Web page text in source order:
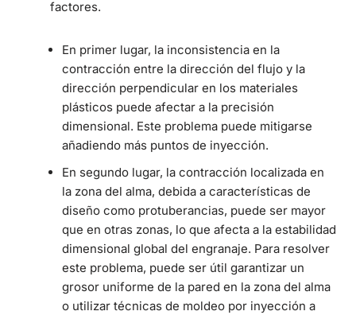
factores.
En primer lugar, la inconsistencia en la
contracción entre la dirección del flujo y la
dirección perpendicular en los materiales
plásticos puede afectar a la precisión
dimensional. Este problema puede mitigarse
añadiendo más puntos de inyección.
En segundo lugar, la contracción localizada en
la zona del alma, debida a características de
diseño como protuberancias, puede ser mayor
que en otras zonas, lo que afecta a la estabilidad
dimensional global del engranaje. Para resolver
este problema, puede ser útil garantizar un
grosor uniforme de la pared en la zona del alma
o utilizar técnicas de moldeo por inyección a